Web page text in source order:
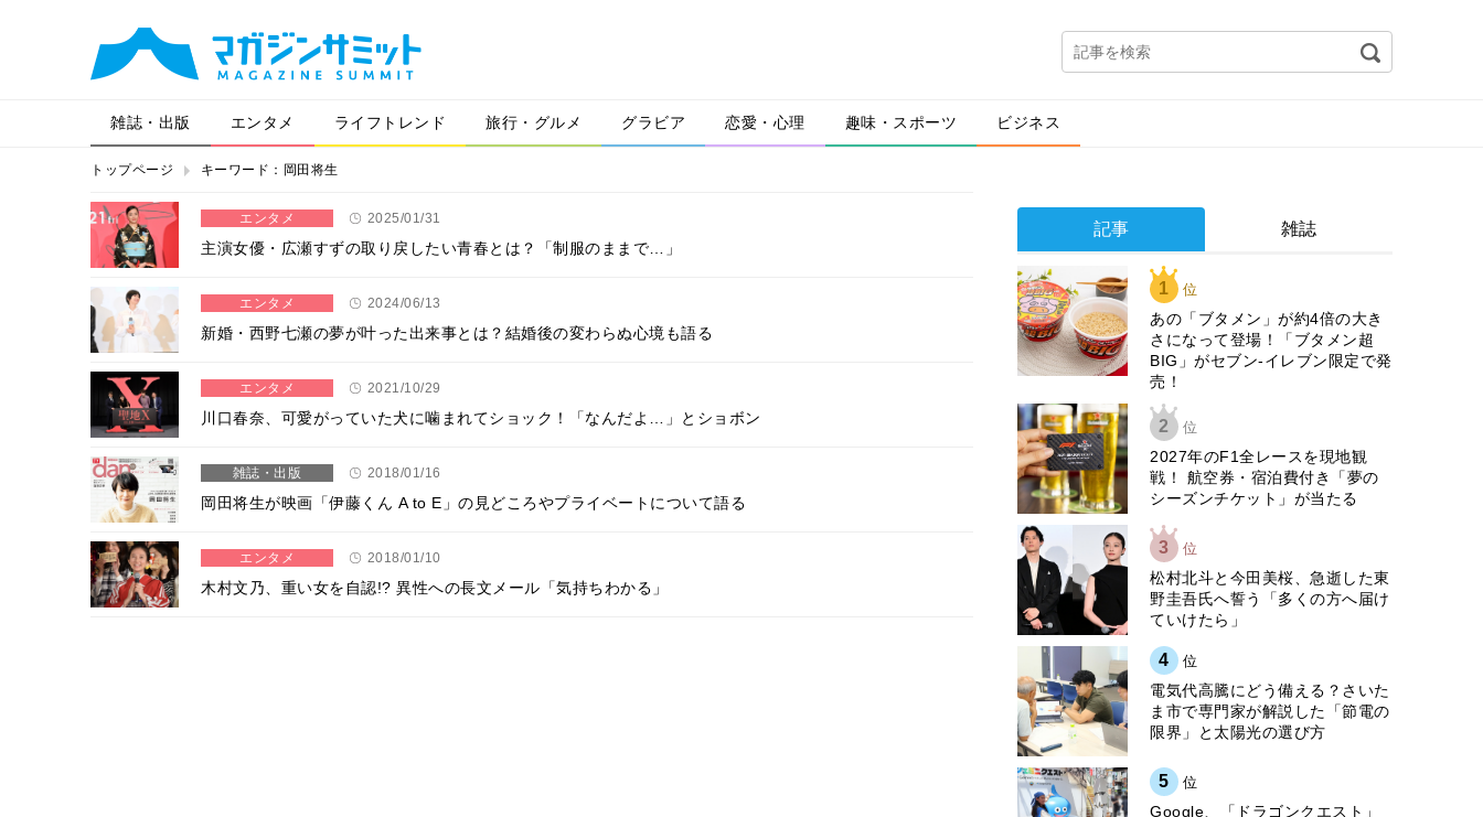
雑誌・出版 エンタメ ライフトレンド 旅行・グルメ グラビア 恋愛・心理 趣味・スポーツ ビジネス
トップページ キーワード：岡田将生
エンタメ 2025/01/31
主演女優・広瀬すずの取り戻したい青春とは？「制服のままで…」
エンタメ 2024/06/13
新婚・西野七瀬の夢が叶った出来事とは？結婚後の変わらぬ心境も語る
エンタメ 2021/10/29
川口春奈、可愛がっていた犬に噛まれてショック！「なんだよ…」とショボン
雑誌・出版 2018/01/16
岡田将生が映画「伊藤くん A to E」の見どころやプライベートについて語る
エンタメ 2018/01/10
木村文乃、重い女を自認!? 異性への長文メール「気持ちわかる」
記事 雑誌
1 位
あの「ブタメン」が約4倍の大き
さになって登場！「ブタメン超
BIG」がセブン‐イレブン限定で発
売！
2 位
2027年のF1全レースを現地観
戦！ 航空券・宿泊費付き「夢の
シーズンチケット」が当たる
3 位
松村北斗と今田美桜、急逝した東
野圭吾氏へ誓う「多くの方へ届け
ていけたら」
4 位
電気代高騰にどう備える？さいた
ま市で専門家が解説した「節電の
限界」と太陽光の選び方
5 位
Google、「ドラゴンクエスト」